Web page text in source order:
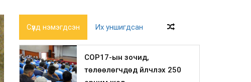
Сүүлд нэмэгдсэн Их уншигдсан
COP17-ын зочид,
төлөөлөгчдөд үйлчлэх 250